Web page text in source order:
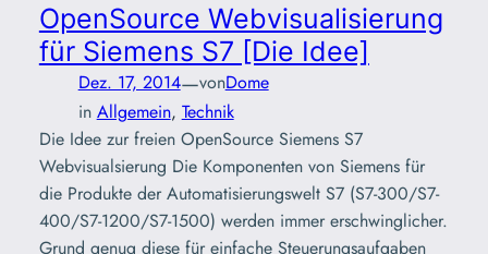
OpenSource Webvisualisierung
für Siemens S7 [Die Idee]
Dez. 17, 2014—vonDome
in Allgemein, Technik
Die Idee zur freien OpenSource Siemens S7
Webvisualsierung Die Komponenten von Siemens für
die Produkte der Automatisierungswelt S7 (S7-300/S7-
400/S7-1200/S7-1500) werden immer erschwinglicher.
Grund genug diese für einfache Steuerungsaufgaben